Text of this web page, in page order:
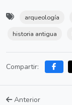
arqueología
historia antigua
Compartir:
Anterior